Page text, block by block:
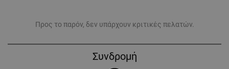
Προς το παρόν, δεν υπάρχουν κριτικές πελατών.
Συνδρομή